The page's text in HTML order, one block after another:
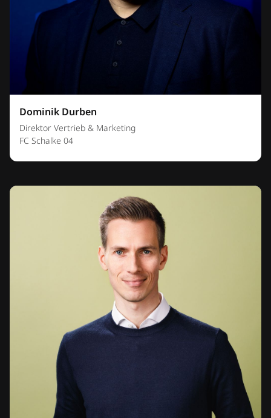
Dominik Durben
Direktor Vertrieb & Marketing
FC Schalke 04